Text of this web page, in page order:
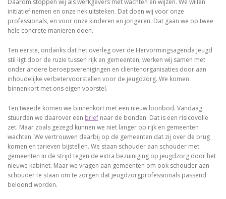
Daarom stoppen wij als werkgevers met wachten en wijzen. We willen
initiatief nemen en onze nek uitsteken. Dat doen wij voor onze
professionals, en voor onze kinderen en jongeren. Dat gaan we op twee
hele concrete manieren doen.
Ten eerste, ondanks dat het overleg over de Hervormingsagenda Jeugd
stil ligt door de ruzie tussen rijk en gemeenten, werken wij samen met
onder andere beroepsverenigingen en cliëntenorganisaties door aan
inhoudelijke verbetervoorstellen voor de jeugdzorg. We komen
binnenkort met ons eigen voorstel.
Ten tweede komen we binnenkort met een nieuw loonbod. Vandaag
stuurden we daarover een brief naar de bonden. Dat is een risicovolle
zet. Maar zoals gezegd kunnen we niet langer op rijk en gemeenten
wachten. We vertrouwen daarbij op de gemeenten dat zij over de brug
komen en tarieven bijstellen. We staan schouder aan schouder met
gemeenten in de strijd tegen de extra bezuiniging op jeugdzorg door het
nieuwe kabinet. Maar we vragen aan gemeenten om ook schouder aan
schouder te staan om te zorgen dat jeugdzorgprofessionals passend
beloond worden.